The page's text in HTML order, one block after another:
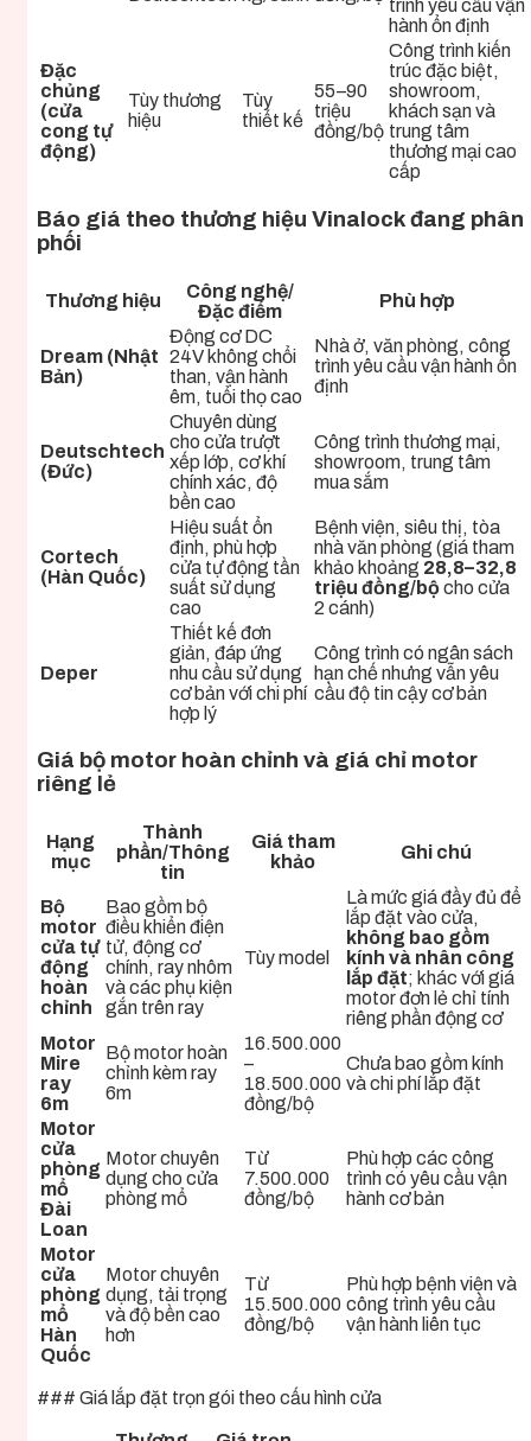
trình yêu cầu vận
hành ổn định
Đặc
chủng
(cửa
cong tự
động)
Tùy thương
hiệu
Tùy
thiết kế
55–90
triệu
đồng/bộ
Công trình kiến
trúc đặc biệt,
showroom,
khách sạn và
trung tâm
thương mại cao
cấp
Báo giá theo thương hiệu Vinalock đang phân
phối
Thương hiệu
Công nghệ/
Đặc điểm
Phù hợp
Dream (Nhật
Bản)
Động cơ DC
24V không chổi
than, vận hành
êm, tuổi thọ cao
Nhà ở, văn phòng, công
trình yêu cầu vận hành ổn
định
Deutschtech
(Đức)
Chuyên dùng
cho cửa trượt
xếp lớp, cơ khí
chính xác, độ
bền cao
Công trình thương mại,
showroom, trung tâm
mua sắm
Cortech
(Hàn Quốc)
Hiệu suất ổn
định, phù hợp
cửa tự động tần
suất sử dụng
cao
Bệnh viện, siêu thị, tòa
nhà văn phòng (giá tham
khảo khoảng 28,8–32,8
triệu đồng/bộcho cửa
2 cánh)
Deper
Thiết kế đơn
giản, đáp ứng
nhu cầu sử dụng
cơ bản với chi phí
hợp lý
Công trình có ngân sách
hạn chế nhưng vẫn yêu
cầu độ tin cậy cơ bản
Giá bộ motor hoàn chỉnh và giá chỉ motor
riêng lẻ
Hạng
mục
Thành
phần/Thông
tin
Giá tham
khảo
Ghi chú
Bộ
motor
cửa tự
động
hoàn
chỉnh
Bao gồm bộ
điều khiển điện
tử, động cơ
chính, ray nhôm
và các phụ kiện
gắn trên ray
Tùy model
Là mức giá đầy đủ để
lắp đặt vào cửa,
không bao gồm
kính và nhân công
lắp đặt; khác với giá
motor đơn lẻ chỉ tính
riêng phần động cơ
Motor
Mire
ray
6m
Bộ motor hoàn
chỉnh kèm ray
6m
16.500.000
–
18.500.000
đồng/bộ
Chưa bao gồm kính
và chi phí lắp đặt
Motor
cửa
phòng
mổ
Đài
Loan
Motor chuyên
dụng cho cửa
phòng mổ
Từ
7.500.000
đồng/bộ
Phù hợp các công
trình có yêu cầu vận
hành cơ bản
Motor
cửa
phòng
mổ
Hàn
Quốc
Motor chuyên
dụng, tải trọng
và độ bền cao
hơn
Từ
15.500.000
đồng/bộ
Phù hợp bệnh viện và
công trình yêu cầu
vận hành liên tục
### Giá lắp đặt trọn gói theo cấu hình cửa